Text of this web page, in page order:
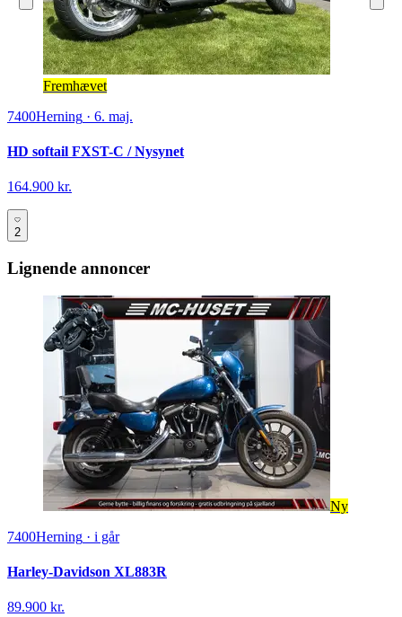
Fremhævet
7400Herning · 6. maj.
HD softail FXST-C / Nysynet
164.900 kr.
2
Lignende annoncer
Ny
7400Herning · i går
Harley-Davidson XL883R
89.900 kr.